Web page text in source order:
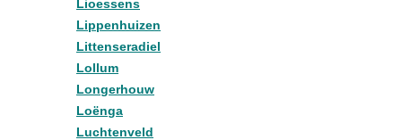
Lioessens
Lippenhuizen
Littenseradiel
Lollum
Longerhouw
Loënga
Luchtenveld